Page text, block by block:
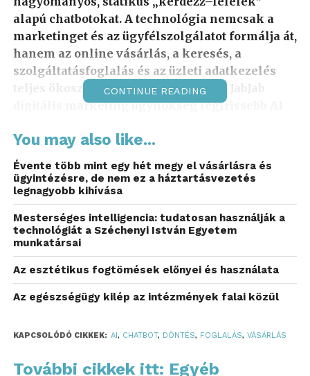
alapú chatbotokat. A technológia nemcsak a
marketinget és az ügyfélszolgálatot formálja át,
hanem az online vásárlás, a keresés, a
szolgáltatásfoglalás és az üzleti adatkezelés
teljes ökoszisztémáját is – derül ki a JabJab
digitális marketing ügynökség legfrissebb AI
„A következő nagy
digitális forradalom nem
a chatbotokról, hanem az
autonóm AI-agentekről
szól, amelyek maguktól
keresnek, választanak,
foglalnak, vásárolnak és
azt jelenti, hogy a
CONTINUE READING
You may also like...
Évente több mint egy hét megy el vásárlásra és
ügyintézésre, de nem ez a háztartásvezetés
legnagyobb kihívása
Mesterséges intelligencia: tudatosan használják a
technológiát a Széchenyi István Egyetem
munkatársai
Az esztétikus fogtömések előnyei és használata
Az egészségügy kilép az intézmények falai közül
KAPCSOLÓDÓ CIKKEK: AI, CHATBOT, DÖNTÉS, FOGLALÁS, VÁSÁRLÁS
További cikkek itt: Egyéb